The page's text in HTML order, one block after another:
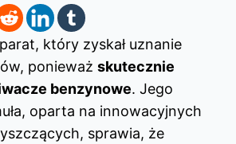
który zyskał uznanie
ponieważ skutecznie
benzynowe. Jego
oparta na innowacyjnych
sprawia, że